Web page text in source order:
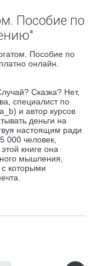
Пособие по
Пособие по
онлайн.
Сказка? Нет,
специалист по
и автор курсов
деньги на
настоящим ради
000 человек,
книге она
мышления,
которыми